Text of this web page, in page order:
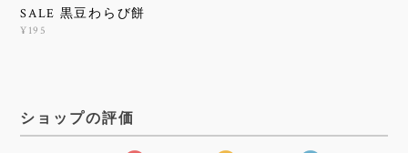
SALE 黒豆わらび餅
¥195
ショップの評価